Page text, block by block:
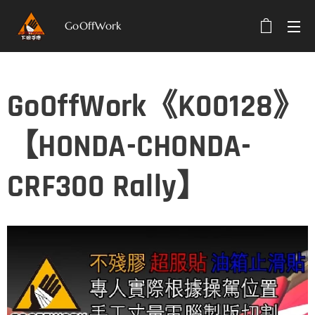
GoOffWork
GoOffWork《K00128》
【HONDA-CHONDA-
CRF300 Rally】